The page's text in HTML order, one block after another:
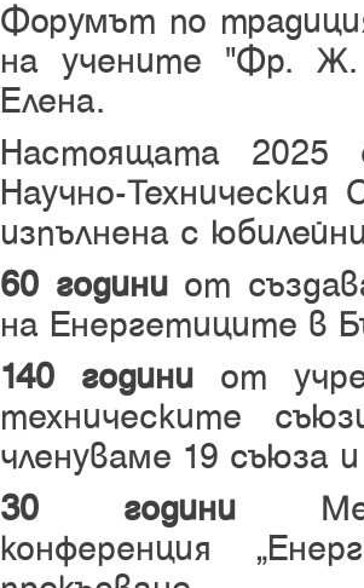
Форумът по
на учените "Фр.
Елена.
Настоящата 2025
Научно-
изпълнена с
60 годиниот
на Енергетиците в
140 годиниот
техническите
членуваме 19 съюза
30 години
конференция